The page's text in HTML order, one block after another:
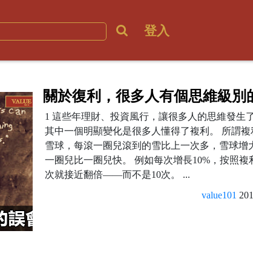
登入
關於復利，很多人有個思維級別
1 這些年理財、投資風行，讓很多人的思維發生
其中一個明顯變化是很多人懂得了複利。 所謂複
雪球，每滾一圈兒滾到的雪比上一次多，雪球增
一圈兒比一圈兒快。 例如每次增長10%，按照複
次就接近翻倍——而不是10次。 ...
value101